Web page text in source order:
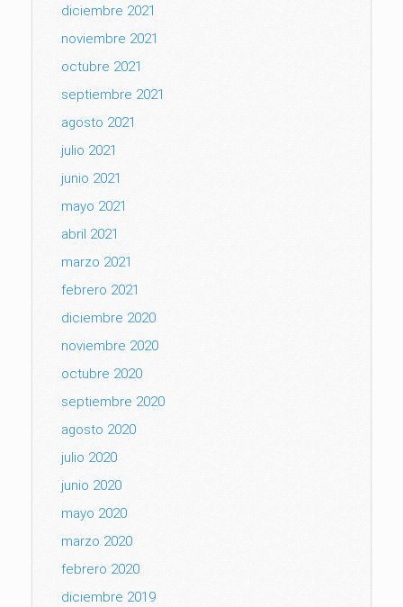
diciembre 2021
noviembre 2021
octubre 2021
septiembre 2021
agosto 2021
julio 2021
junio 2021
mayo 2021
abril 2021
marzo 2021
febrero 2021
diciembre 2020
noviembre 2020
octubre 2020
septiembre 2020
agosto 2020
julio 2020
junio 2020
mayo 2020
marzo 2020
febrero 2020
diciembre 2019